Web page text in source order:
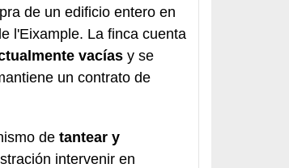
de un edificio entero en
l'Eixample. La finca cuenta
vacías y se
un contrato de
de tantear y
intervenir en